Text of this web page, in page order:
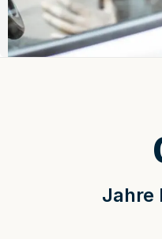
Jahre